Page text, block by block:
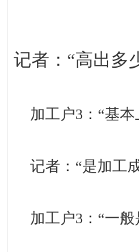
记者：“高出多
加工户3：“基本
记者：“是加工
加工户3：“一般